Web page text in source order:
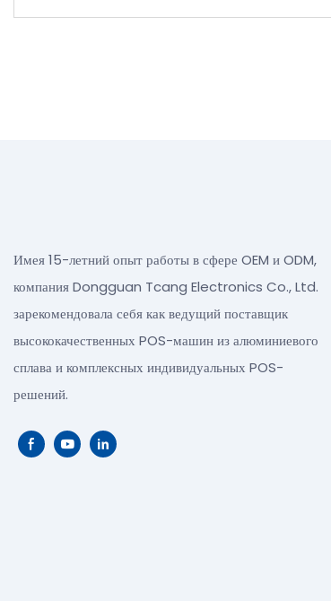
Имея 15-летний опыт работы в сфере OEM и ODM,
компания Dongguan Tcang Electronics Co., Ltd.
зарекомендовала себя как ведущий поставщик
высококачественных POS-машин из алюминиевого
сплава и комплексных индивидуальных POS-
решений.